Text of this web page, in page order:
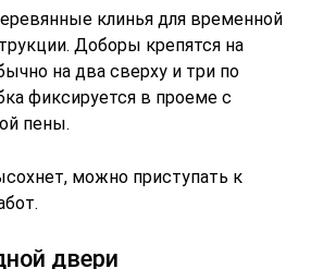
клинья для временной
Доборы крепятся на
на два сверху и три по
фиксируется в проеме с
пены.
можно приступать к
двери